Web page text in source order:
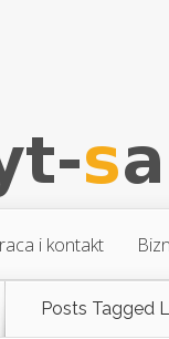
i kontakt
Posts Tagged